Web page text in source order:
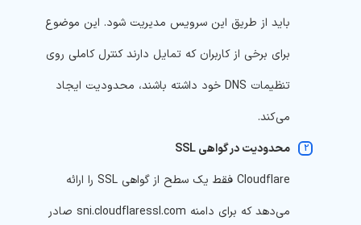
باید از طریق این سرویس مدیریت شود. این موضوع
برای برخی از کاربران که تمایل دارند کنترل کاملی روی
تنظیمات DNS خود داشته باشند، محدودیت ایجاد
می‌کند.
محدودیت در گواهی SSL
Cloudflare فقط یک سطح از گواهی SSL را ارائه
می‌دهد که برای دامنه sni.cloudflaressl.com صادر